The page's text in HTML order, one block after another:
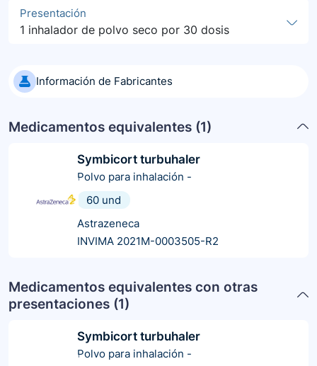
Presentación
1 inhalador de polvo seco por 30 dosis
Información de Fabricantes
Medicamentos equivalentes (1)
Symbicort turbuhaler
Polvo para inhalación -
60 und
Astrazeneca
INVIMA 2021M-0003505-R2
Medicamentos equivalentes con otras
presentaciones (1)
Symbicort turbuhaler
Polvo para inhalación -